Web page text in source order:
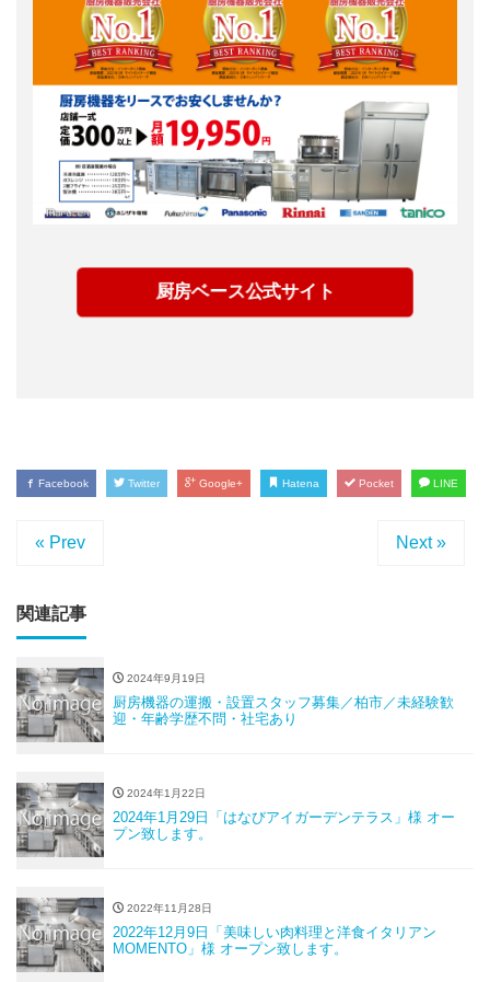
厨房ベース公式サイト
Facebook Twitter Google+ Hatena Pocket LINE
« Prev Next »
関連記事
2024年9月19日
厨房機器の運搬・設置スタッフ募集／柏市／未経験歓
迎・年齢学歴不問・社宅あり
2024年1月22日
2024年1月29日「はなびアイガーデンテラス」様 オー
プン致します。
2022年11月28日
2022年12月9日「美味しい肉料理と洋食イタリアン
MOMENTO」様 オープン致します。